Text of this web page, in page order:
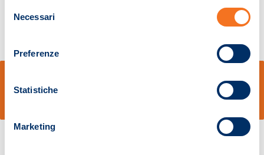
delNecessari
Preferenze
Statistiche
Marketing
Pistoia 01680210505 – R.E.A. n.155974 - Cap.Soc. € 2.000.000,00 i.v. La
Società adotta il Codice Etico D.lgs. 231/01